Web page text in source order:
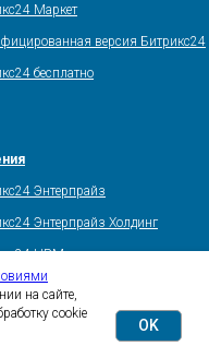
Маркет
версия Битрикс24
бесплатно
Энтерпрайз
Энтерпрайз Холдинг
HRM
CRM
портал
на сайте,
cookie
OK